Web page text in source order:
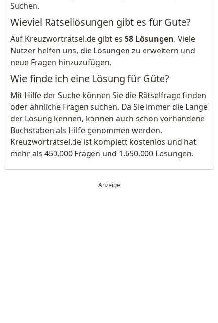
Suchen.
Wieviel Rätsellösungen gibt es für Güte?
Auf Kreuzworträtsel.de gibt es 58 Lösungen. Viele
Nutzer helfen uns, die Lösungen zu erweitern und
neue Fragen hinzuzufügen.
Wie finde ich eine Lösung für Güte?
Mit Hilfe der Suche können Sie die Rätselfrage finden
oder ähnliche Fragen suchen. Da Sie immer die Länge
der Lösung kennen, können auch schon vorhandene
Buchstaben als Hilfe genommen werden.
Kreuzworträtsel.de ist komplett kostenlos und hat
mehr als 450.000 Fragen und 1.650.000 Lösungen.